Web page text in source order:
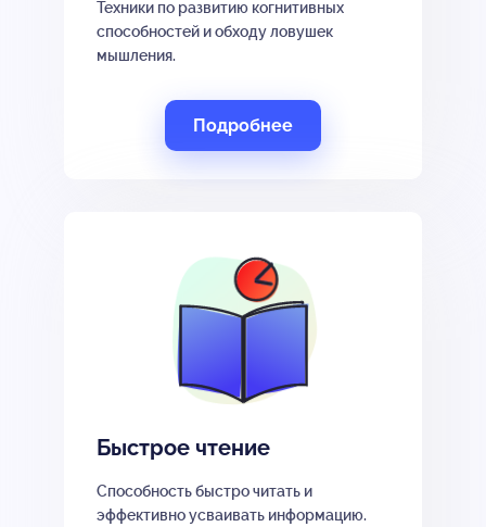
Техники по развитию когнитивных
способностей и обходу ловушек
мышления.
Подробнее
Быстрое чтение
Способность быстро читать и
эффективно усваивать информацию.